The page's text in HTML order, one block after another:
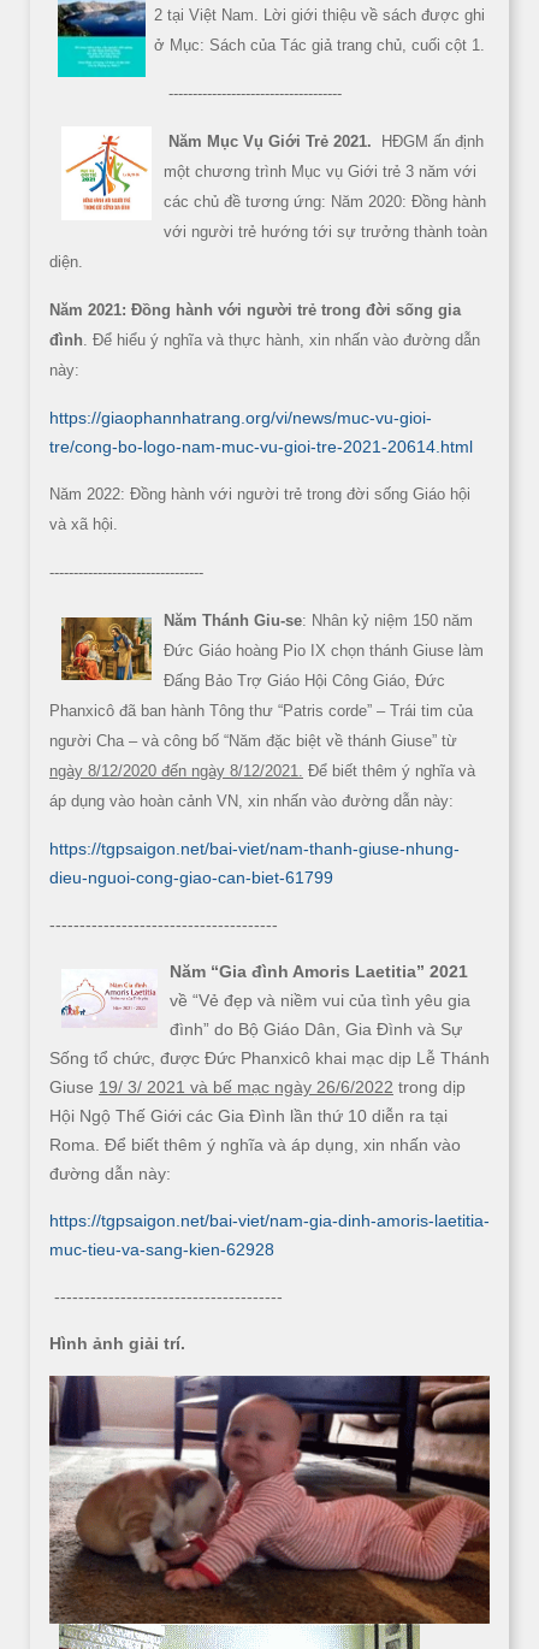
2 tại Việt Nam. Lời giới thiệu về sách được ghi
ở Mục: Sách của Tác giả trang chủ, cuối cột 1.
------------------------------------
Năm Mục Vụ Giới Trẻ 2021.
HĐGM ấn định
một chương trình Mục vụ Giới trẻ 3 năm với
các chủ đề tương ứng: Năm 2020: Đồng hành
với người trẻ hướng tới sự trưởng thành toàn
diện.
Năm 2021: Đồng hành với người trẻ trong đời sống gia
đình . Để hiểu ý nghĩa và thực hành, xin nhấn vào đường dẫn
này:
https://giaophannhatrang.org/vi/news/muc-vu-gioi-
tre/cong-bo-logo-nam-muc-vu-gioi-tre-2021-20614.html
Năm 2022: Đồng hành với người trẻ trong đời sống Giáo hội
và xã hội.
--------------------------------
Năm Thánh Giu-se: Nhân kỷ niệm 150 năm
Đức Giáo hoàng Pio IX chọn thánh Giuse làm
Đấng Bảo Trợ Giáo Hội Công Giáo, Đức
Phanxicô đã ban hành Tông thư “Patris corde” – Trái tim của
người Cha – và công bố “Năm đặc biệt về thánh Giuse” từ
ngày 8/12/2020 đến ngày 8/12/2021.
Để biết thêm ý nghĩa và
áp dụng vào hoàn cảnh VN, xin nhấn vào đường dẫn này:
https://tgpsaigon.net/bai-viet/nam-thanh-giuse-nhung-
dieu-nguoi-cong-giao-can-biet-61799
--------------------------------------
Năm “Gia đình Amoris Laetitia” 2021
về “Vẻ đẹp và niềm vui của tình yêu gia
đình” do Bộ Giáo Dân, Gia Đình và Sự
Sống tổ chức, được Đức Phanxicô khai mạc dịp Lễ Thánh
Giuse 19/ 3/ 2021 và bế mạc ngày 26/6/2022 trong dịp
Hội Ngộ Thế Giới các Gia Đình lần thứ 10 diễn ra tại
Roma. Để biết thêm ý nghĩa và áp dụng, xin nhấn vào
đường dẫn này:
https://tgpsaigon.net/bai-viet/nam-gia-dinh-amoris-laetitia-
muc-tieu-va-sang-kien-62928
--------------------------------------
Hình ảnh giải trí.